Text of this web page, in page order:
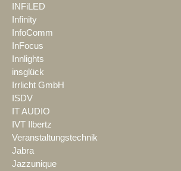
INFiLED
Infinity
InfoComm
InFocus
Innlights
insglück
Irrlicht GmbH
ISDV
IT AUDIO
IVT Ilbertz
Veranstaltungstechnik
Jabra
Jazzunique